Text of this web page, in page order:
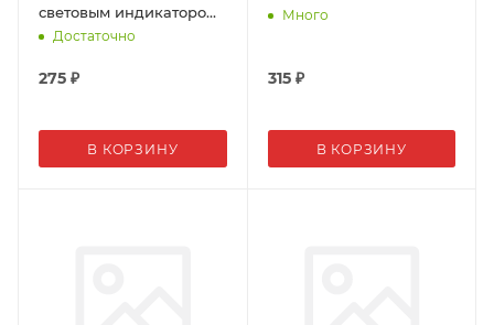
световым индикатором,
12-220 В, 125 мм
Достаточно
275 ₽
В КОРЗИНУ
Много
315₽
В КОРЗИНУ